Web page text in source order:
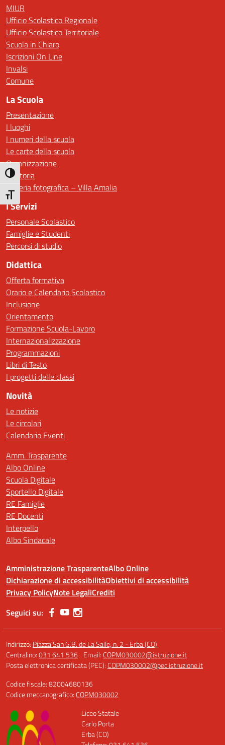
Attiva/disattiva alto contrasto
Attiva/disattiva dimensione testo
MIUR
Ufficio Scolastico Regionale
Ufficio Scolastico Territoriale
Scuola in Chiaro
Iscrizioni On Line
Invalsi
Comune
La Scuola
Presentazione
I luoghi
I numeri della scuola
Le carte della scuola
Organizzazione
La storia
Galleria fotografica – Villa Amalia
I Servizi
Personale Scolastico
Famiglie e Studenti
Percorsi di studio
Didattica
Offerta formativa
Orario e Calendario Scolastico
Inclusione
Orientamento
Formazione Scuola-Lavoro
Internazionalizzazione
Programmazioni
Libri di Testo
I progetti delle classi
Novità
Le notizie
Le circolari
Calendario Eventi
Amm. Trasparente
Albo Online
Scuola Digitale
Sportello Digitale
RE Famiglie
RE Docenti
Interpello
Albo Sindacale
Amministrazione TrasparenteAlbo Online
Dichiarazione di accessibilitàObiettivi di accessibilità
Privacy PolicyNote LegaliCrediti
Seguici su:
Indirizzo: Piazza San G.B. de La Salle, n. 2 - Erba (CO)
Centralino:031 641 536 Email: COPM030002@istruzione.it
Posta elettronica certificata (PEC): COPM030002@pec.istruzione.it
Codice fiscale: 82004680136
Codice meccanografico: COPM030002
Liceo Statale
Carlo Porta
Erba (CO)